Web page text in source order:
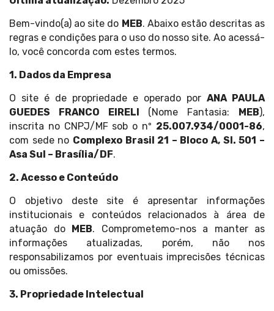
Bem-vindo(a) ao site do MEB. Abaixo estão descritas as
regras e condições para o uso do nosso site. Ao acessá-
lo, você concorda com estes termos.
1. Dados da Empresa
O site é de propriedade e operado por ANA PAULA
GUEDES FRANCO EIRELI
(Nome Fantasia: MEB),
inscrita no CNPJ/MF sob o nº 25.007.934/0001-86,
com sede no Complexo Brasil 21 – Bloco A, Sl. 501 –
Asa Sul – Brasília/DF.
2. Acesso e Conteúdo
O objetivo deste site é apresentar informações
institucionais e conteúdos relacionados à área de
atuação do
MEB. Comprometemo-nos a manter as
informações atualizadas, porém, não nos
responsabilizamos por eventuais imprecisões técnicas
ou omissões.
3. Propriedade Intelectual